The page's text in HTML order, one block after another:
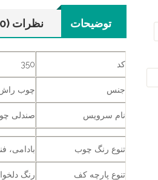
توضیحات نظرات (0)
کد 350
جنس چوب
نام سرویس صندلی
تنوع رنگ چوب بادامی،
تنوع پارچه کف رنگ